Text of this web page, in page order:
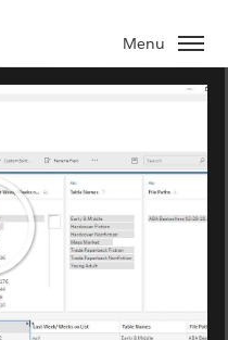
Menu